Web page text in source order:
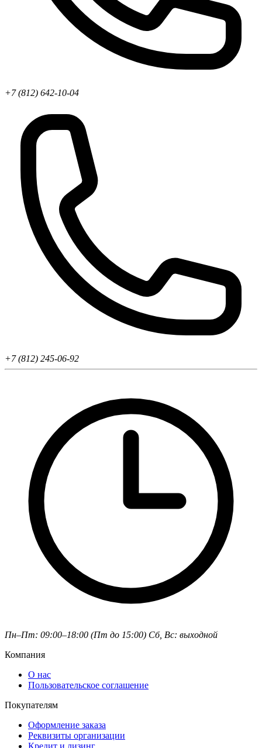
+7 (812) 642-10-04
+7 (812) 245-06-92
Пн–Пт: 09:00–18:00 (Пт до 15:00) Сб, Вс: выходной
Компания
О нас
Пользовательское соглашение
Покупателям
Оформление заказа
Реквизиты организации
Кредит и лизинг